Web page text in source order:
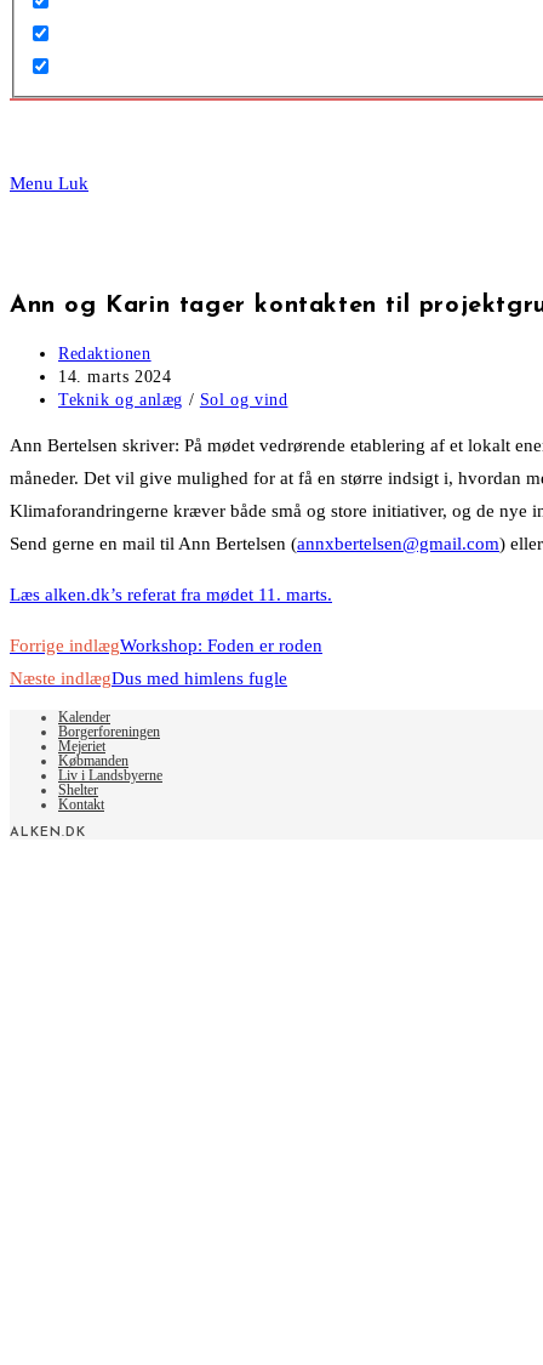
Menu Luk
Ann og Karin tager kontakten til
Post
author:
Redaktionen
Post
published:
14. marts 2024
Post
Teknik og anlæg / Sol og vind
Ann Bertelsen skriver: På mødet vedrørende etablering af et lokalt
måneder. Det vil give mulighed for at få en større indsigt i, hvordan
Klimaforandringerne kræver både små og store initiativer, og de
Send gerne en mail til Ann Bertelsen (annxbertelsen@gmail.com)
Læs alken.dk’s referat fra mødet 11. marts.
Read
more
articles
Forrige indlægWorkshop: Foden er roden
Næste indlægDus med himlens fugle
Kalender
Borgerforeningen
Mejeriet
Købmanden
Liv i Landsbyerne
Shelter
Kontakt
ALKEN.DK